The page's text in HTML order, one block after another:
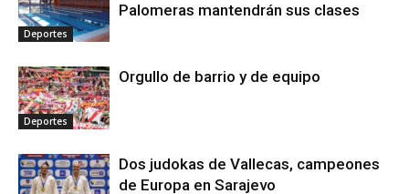
Deportes
Palomeras mantendrán sus clases
Deportes
Orgullo de barrio y de equipo
Dos judokas de Vallecas, campeones
de Europa en Sarajevo